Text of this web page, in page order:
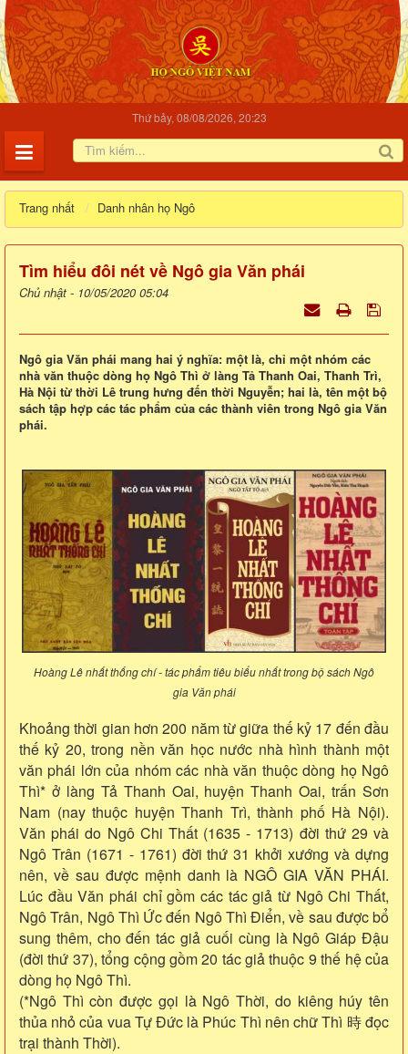
Thứ bảy, 08/08/2026, 20:23
Trang nhất Danh nhân họ Ngô
Tìm hiểu đôi nét về Ngô gia Văn phái
Chủ nhật - 10/05/2020 05:04
Ngô gia Văn phái mang hai ý nghĩa: một là, chỉ một nhóm các
nhà văn thuộc dòng họ Ngô Thì ở làng Tả Thanh Oai, Thanh Trì,
Hà Nội từ thời Lê trung hưng đến thời Nguyễn; hai là, tên một bộ
sách tập hợp các tác phẩm của các thành viên trong Ngô gia Văn
phái.
Hoàng Lê nhất thống chí - tác phẩm tiêu biểu nhất trong bộ sách Ngô
gia Văn phái
Khoảng thời gian hơn 200 năm từ giữa thế kỷ 17 đến đầu
thế kỷ 20, trong nền văn học nước nhà hình thành một
văn phái lớn của nhóm các nhà văn thuộc dòng họ Ngô
Thì* ở làng Tả Thanh Oai, huyện Thanh Oai, trấn Sơn
Nam (nay thuộc huyện Thanh Trì, thành phố Hà Nội).
Văn phái do Ngô Chi Thất (1635 - 1713) đời thứ 29 và
Ngô Trân (1671 - 1761) đời thứ 31 khởi xướng và dựng
nên, về sau được mệnh danh là NGÔ GIA VĂN PHÁI.
Lúc đầu Văn phái chỉ gồm các tác giả từ Ngô Chi Thất,
Ngô Trân, Ngô Thì Ức đến Ngô Thì Điển, về sau được bổ
sung thêm, cho đến tác giả cuối cùng là Ngô Giáp Đậu
(đời thứ 37), tổng cộng gồm 20 tác giả thuộc 9 thế hệ của
dòng họ Ngô Thì.
(*Ngô Thì còn được gọi là Ngô Thời, do kiêng húy tên
thủa nhỏ của vua Tự Đức là Phúc Thì nên chữ Thì 時 đọc
trại thành Thời).